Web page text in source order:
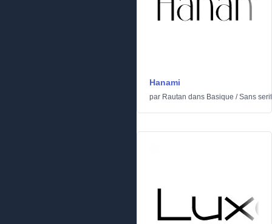
Hanami
par Rautan dans Basique /Sans serif